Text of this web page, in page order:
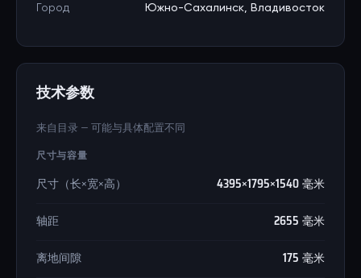
Город Южно-Сахалинск, Владивосток
技术参数
来自目录 — 可能与具体配置不同
尺寸与容量
尺寸（长×宽×高） 4395×1795×1540 毫米
轴距 2655 毫米
离地间隙 175 毫米